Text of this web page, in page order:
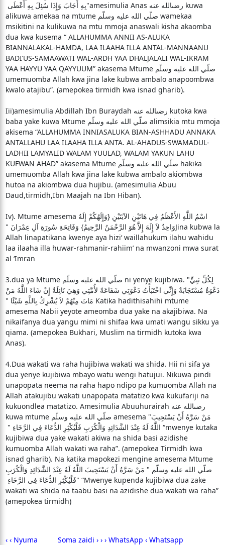
بِهِ أَجَابَ وَإِذَا سُئِلَ بِهِ أَعْطَى ‏"amesimulia Anas رضىالله عنه kuwa
alikuwa amekaa na mtume صلّي الله عليه وسلّم wamekaa
msikitini na kulikuwa na mtu mmoja anaswali kisha akaomba
dua kwa kusema “ ALLAHUMMA ANNII AS-ALUKA
BIANNALAKAL-HAMDA, LAA ILAAHA ILLA ANTAL-MANNAANU
BADI’US-SAMAAWATI WAL-ARDH YAA DHALJALALI WAL-IKRAM
YAA HAYYU YAA QAYYUUM” akasema Mtume صلّي الله عليه وسلّم
umemuomba Allah kwa jina lake kubwa ambalo anapoombwa
kwalo atajibu”. (amepokea tirmidh kwa isnad gharib).
Iii)amesimulia Abdillah Ibn Buraydah رضىالله عنه kutoka kwa
baba yake kuwa Mtume صلّي الله عليه وسلّم alimsikia mtu mmoja
akisema “ALLAHUMMA INNIASALUKA BIAN-ASHHADU ANNAKA
ANTALLAHU LAA ILAAHA ILLA ANTA. AL-AHADUS-SWAMADUL-
LADHII LAMYALID WALAM YUULAD, WALAM YAKUN LAHU
KUFWAN AHAD” akasema Mtume صلّي الله عليه وسلّم hakika
umemuomba Allah kwa jina lake kubwa ambalo akiombwa
hutoa na akiombwa dua hujibu. (amesimulia Abuu
Daud,tirmidh,Ibn Maajah na Ibn Hiban).
Iv). Mtume amesema اسْمُ اللَّهِ الأَعْظَمُ فِي هَاتَيْنِ الآيَتَيْنِ ‏{وَإِلَهُكُمْ إِلَهٌ
وَاحِدٌ لاَ إِلَهَ إِلاَّ هُوَ الرَّحْمَنُ الرَّحِيمُ}‏ وَفَاتِحَةِ سُورَةِ آلِ عِمْرَانَ ‏"‏Jina kubwa la
Allah linapatikana kwenye aya hizi‘ waillahukum ilahu wahidu
laa ilaaha illa huwar-rahmanir-rahiim’ na mwanzoni mwa surat
al ‘Imran
3.dua ya Mtume صلّي الله عليه وسلّم ni yenye kujibiwa. "‏ لِكُلِّ نَبِيٍّ
دَعْوَةٌ مُسْتَجَابَةٌ وَإِنِّي اخْتَبَأْتُ دَعْوَتِي شَفَاعَةً لأُمَّتِي وَهِيَ نَائِلَةٌ إِنْ شَاءَ اللَّهُ مَنْ
مَاتَ مِنْهُمْ لاَ يُشْرِكُ بِاللَّهِ شَيْئًا ‏"‏ Katika hadithisahihi mtume
amesema Nabii yeyote ameomba dua yake na akajibiwa. Na
nikaifanya dua yangu mimi ni shifaa kwa umati wangu sikku ya
qiama. (amepokea Bukhari, Muslim na tirmidh kutoka kwa
Anas).
4.Dua wakati wa raha hujibiwa wakati wa shida. Hii ni sifa ya
dua yenye kujibiwa mbayo watu wengi hatujui. Nikuwa pindi
unapopata neema na raha hapo ndipo pa kumuomba Allah na
Allah atakujibu wakati unapopata matatizo kwa kukufariji na
kukuondlea matatizo. Amesimulia Abuuhurairah رضىالله عنه
kuwa mtume صلّي الله عليه وسلّم amesema "‏ مَنْ سَرَّهُ أَنْ يَسْتَجِيبَ
اللَّهُ لَهُ عِنْدَ الشَّدَائِدِ وَالْكُرَبِ فَلْيُكْثِرِ الدُّعَاءَ فِي الرَّخَاءِ ‏" ‏ “mwenye kutaka
kujibiwa dua yake wakati akiwa na shida basi azidishe
kumuomba Allah wakati wa raha”. (amepokea Tirmidh kwa
isnad gharib). Na katika mapokezi mengine amesema Mtume
صلّي الله عليه وسلّم "‏ مَنْ سَرَّهُ أَنْ يَسْتَجِيبَ اللَّهُ لَهُ عِنْدَ الشَّدَائِدِ وَالْكُرَبِ
فَلْيُكْثِرِ الدُّعَاءَ فِي الرَّخَاءِ ‏" “Mwenye kupenda kujibiwa dua zake
wakati wa shida na taabu basi na azidishe dua wakati wa raha”
(amepokea tirmidh)
‹ ‹ Nyuma Soma zaidi › › › WhatsApp ‹ Whatsapp